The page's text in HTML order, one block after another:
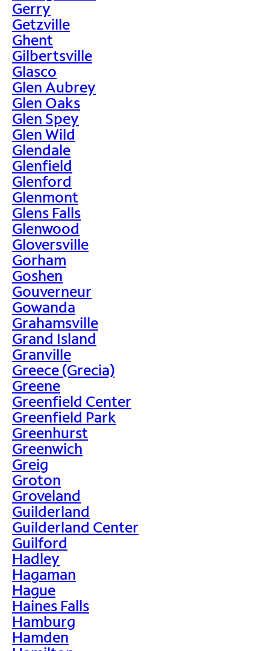
Gerry
Getzville
Ghent
Gilbertsville
Glasco
Glen Aubrey
Glen Oaks
Glen Spey
Glen Wild
Glendale
Glenfield
Glenford
Glenmont
Glens Falls
Glenwood
Gloversville
Gorham
Goshen
Gouverneur
Gowanda
Grahamsville
Grand Island
Granville
Greece (Grecia)
Greene
Greenfield Center
Greenfield Park
Greenhurst
Greenwich
Greig
Groton
Groveland
Guilderland
Guilderland Center
Guilford
Hadley
Hagaman
Hague
Haines Falls
Hamburg
Hamden